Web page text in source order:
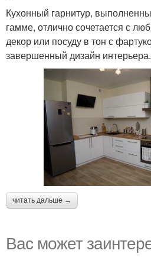
Кухонный гарнитур,
гамме, отлично сочетается с
декор или посуду в тон с
завершенный дизайн интерьера.
читать дальше →
Вас может